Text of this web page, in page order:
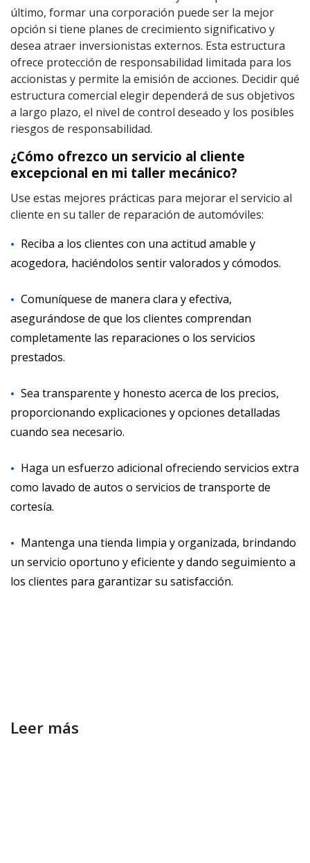
último, formar una corporación puede ser la mejor
opción si tiene planes de crecimiento significativo y
desea atraer inversionistas externos. Esta estructura
ofrece protección de responsabilidad limitada para los
accionistas y permite la emisión de acciones. Decidir qué
estructura comercial elegir dependerá de sus objetivos
a largo plazo, el nivel de control deseado y los posibles
riesgos de responsabilidad.
¿Cómo ofrezco un servicio al cliente
excepcional en mi taller mecánico?
Use estas mejores prácticas para mejorar el servicio al
cliente en su taller de reparación de automóviles:
Reciba a los clientes con una actitud amable y
acogedora, haciéndolos sentir valorados y cómodos.
Comuníquese de manera clara y efectiva,
asegurándose de que los clientes comprendan
completamente las reparaciones o los servicios
prestados.
Sea transparente y honesto acerca de los precios,
proporcionando explicaciones y opciones detalladas
cuando sea necesario.
Haga un esfuerzo adicional ofreciendo servicios extra
como lavado de autos o servicios de transporte de
cortesía.
Mantenga una tienda limpia y organizada, brindando
un servicio oportuno y eficiente y dando seguimiento a
los clientes para garantizar su satisfacción.
Leer más